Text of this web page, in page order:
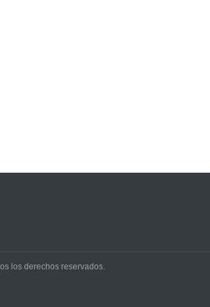
los derechos reservados.